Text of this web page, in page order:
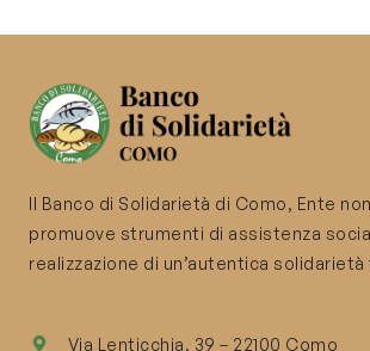
Il Banco di Solidarietà di Como, Ente
promuove strumenti di assistenza
realizzazione di un’autentica
Via Lenticchia, 39 – 22100 Como